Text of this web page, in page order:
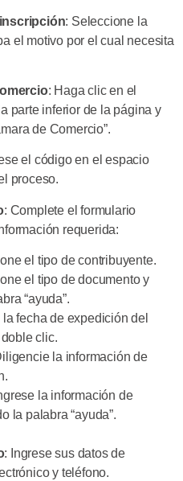
: Seleccione la
el motivo por el cual necesita
: Haga clic en el
parte inferior de la página y
de Comercio”.
el código en el espacio
proceso.
: Complete el formulario
requerida:
el tipo de contribuyente.
el tipo de documento y
“ayuda”.
la fecha de expedición del
clic.
la información de
la información de
la palabra “ayuda”.
: Ingrese sus datos de
y teléfono.